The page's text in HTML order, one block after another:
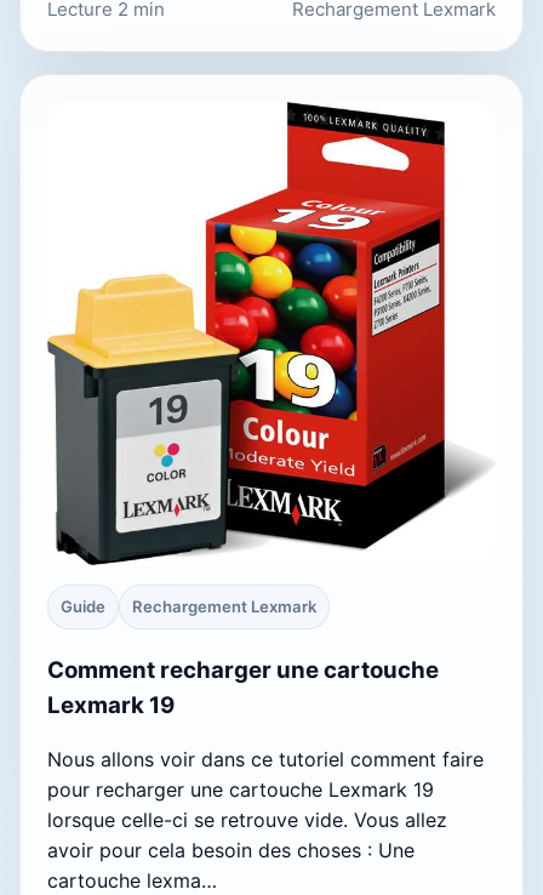
Lecture 2 min Rechargement Lexmark
Guide Rechargement Lexmark
Comment recharger une cartouche
Lexmark 19
Nous allons voir dans ce tutoriel comment faire
pour recharger une cartouche Lexmark 19
lorsque celle-ci se retrouve vide. Vous allez
avoir pour cela besoin des choses : Une
cartouche lexma…